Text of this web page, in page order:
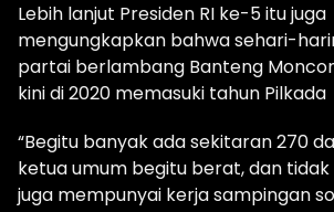
Lebih lanjut Presiden RI ke-5 itu juga
mengungkapkan bahwa sehari-
partai berlambang Banteng
kini di 2020 memasuki tahun Pilkada
“Begitu banyak ada sekitaran 270
ketua umum begitu berat, dan tidak
juga mempunyai kerja sampingan